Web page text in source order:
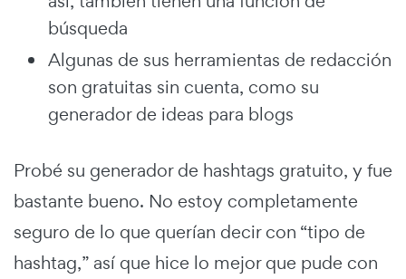
búsqueda
Algunas de sus herramientas de redacción
son gratuitas sin cuenta, como su
generador de ideas para blogs
Probé su generador de hashtags gratuito, y fue
bastante bueno. No estoy completamente
seguro de lo que querían decir con “tipo de
hashtag,” así que hice lo mejor que pude con